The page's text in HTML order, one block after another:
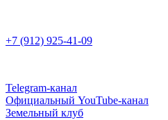
+7 (912) 925-41-09
Telegram-канал
Официальный YouTube-канал
Земельный клуб